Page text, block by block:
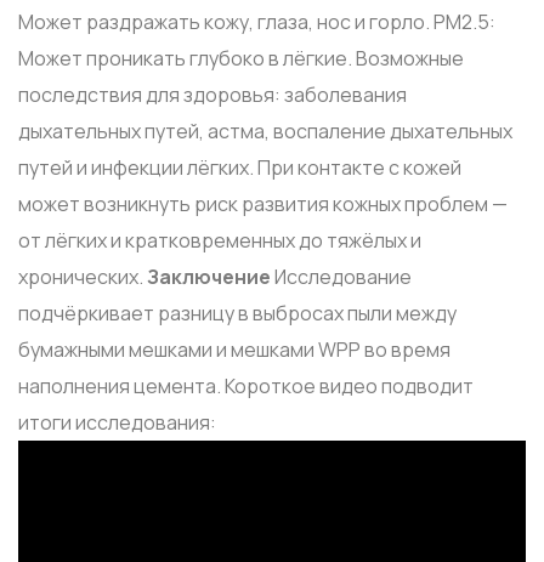
Может раздражать кожу, глаза, нос и горло. РМ2.5:
Может проникать глубоко в лёгкие. Возможные
последствия для здоровья: заболевания
дыхательных путей, астма, воспаление дыхательных
путей и инфекции лёгких. При контакте с кожей
может возникнуть риск развития кожных проблем —
от лёгких и кратковременных до тяжёлых и
хронических.ЗаключениеИсследование
подчёркивает разницу в выбросах пыли между
бумажными мешками и мешками WPP во время
наполнения цемента. Короткое видео подводит
итоги исследования: